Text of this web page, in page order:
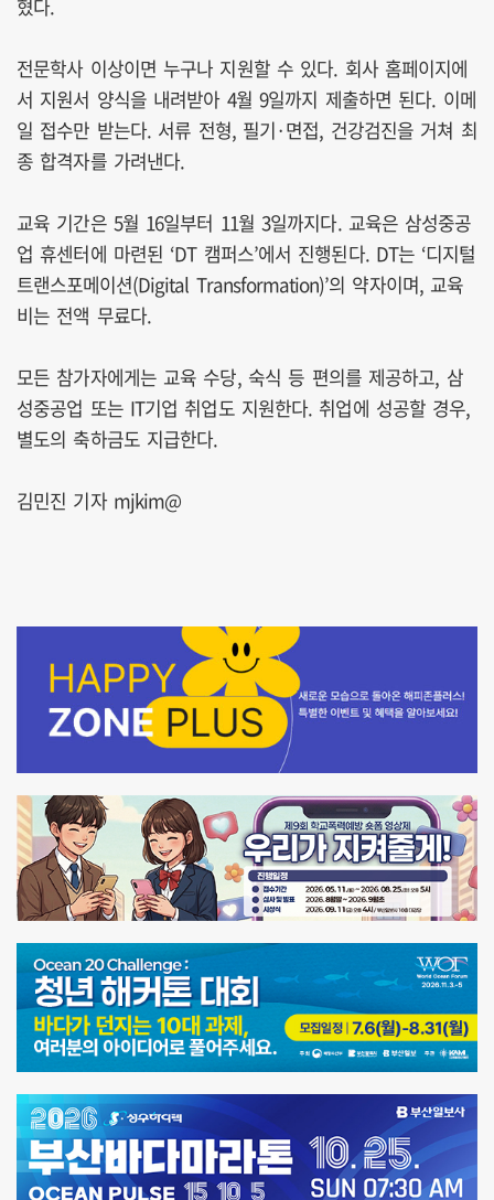
혔다.
전문학사 이상이면 누구나 지원할 수 있다. 회사 홈페이지에
서 지원서 양식을 내려받아 4월 9일까지 제출하면 된다. 이메
일 접수만 받는다. 서류 전형, 필기·면접, 건강검진을 거쳐 최
종 합격자를 가려낸다.
교육 기간은 5월 16일부터 11월 3일까지다. 교육은 삼성중공
업 휴센터에 마련된 ‘DT 캠퍼스’에서 진행된다. DT는 ‘디지털
트랜스포메이션(Digital Transformation)’의 약자이며, 교육
비는 전액 무료다.
모든 참가자에게는 교육 수당, 숙식 등 편의를 제공하고, 삼
성중공업 또는 IT기업 취업도 지원한다. 취업에 성공할 경우,
별도의 축하금도 지급한다.
김민진 기자 mjkim@